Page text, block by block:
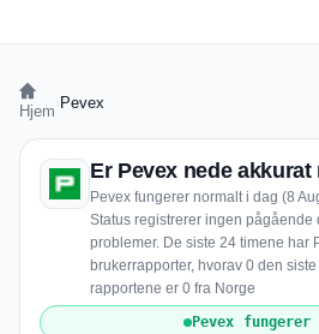
Hjem Pevex
Er Pevex nede akkurat
Pevex fungerer normalt i dag (8
Status registrerer ingen pågående
problemer. De siste 24 timene har
brukerrapporter, hvorav 0 den
rapportene er 0 fra Norge
Pevex